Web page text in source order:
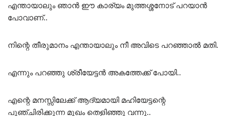
എന്തായാലും ഞാൻ ഈ കാര്യം മുത്തശ്ശനോട് പറയാൻ
പോവാണ്..
നിന്റെ തീരുമാനം എന്തായാലും നീ അവിടെ പറഞ്ഞാൽ മതി.
എന്നും പറഞ്ഞു ശ്രീയേട്ടൻ അകത്തേക്ക് പോയി..
എന്റെ മനസ്സിലേക്ക് ആദ്യമായി മഹിയേട്ടന്റെ
പുഞ്ചിരിക്കുന്ന മുഖം തെളിഞ്ഞു വന്നു..